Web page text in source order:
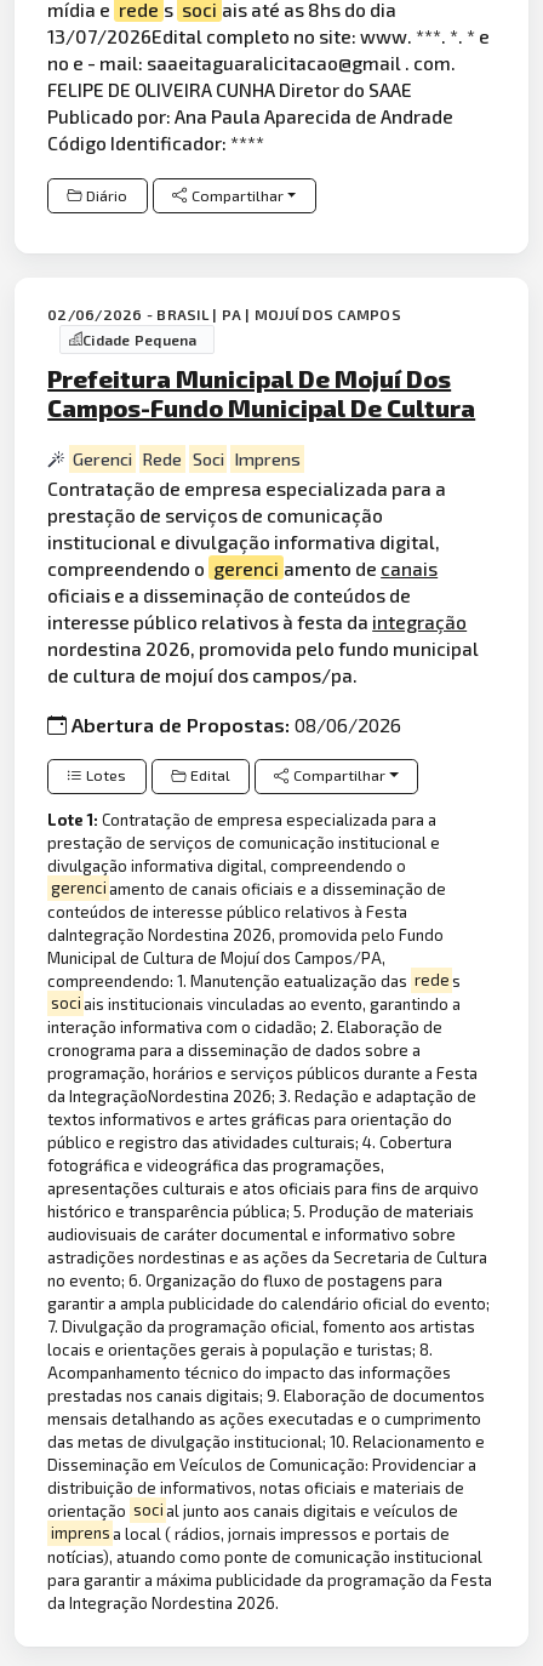
mídia e rede s soci ais até as 8hs do dia
13/07/2026Edital completo no site: www. ***. *. * e
no e - mail: saaeitaguaralicitacao@gmail . com.
FELIPE DE OLIVEIRA CUNHA Diretor do SAAE
Publicado por: Ana Paula Aparecida de Andrade
Código Identificador: ****
Diário Compartilhar
02/06/2026 - BRASIL | PA | MOJUÍ DOS CAMPOS
Cidade Pequena
Prefeitura Municipal De Mojuí Dos
Campos-Fundo Municipal De Cultura
Gerenci Rede Soci Imprens
Contratação de empresa especializada para a
prestação de serviços de comunicação
institucional e divulgação informativa digital,
compreendendo o gerenci amento de canais
oficiais e a disseminação de conteúdos de
interesse público relativos à festa da integração
nordestina 2026, promovida pelo fundo municipal
de cultura de mojuí dos campos/pa.
Abertura de Propostas:08/06/2026
Lotes Edital Compartilhar
Lote 1:Contratação de empresa especializada para a
prestação de serviços de comunicação institucional e
divulgação informativa digital, compreendendo o
gerenciamento de canais oficiais e a disseminação de
conteúdos de interesse público relativos à Festa
daIntegração Nordestina 2026, promovida pelo Fundo
Municipal de Cultura de Mojuí dos Campos/PA,
compreendendo: 1. Manutenção eatualização das redes
sociais institucionais vinculadas ao evento, garantindo a
interação informativa com o cidadão; 2. Elaboração de
cronograma para a disseminação de dados sobre a
programação, horários e serviços públicos durante a Festa
da IntegraçãoNordestina 2026; 3. Redação e adaptação de
textos informativos e artes gráficas para orientação do
público e registro das atividades culturais; 4. Cobertura
fotográfica e videográfica das programações,
apresentações culturais e atos oficiais para fins de arquivo
histórico e transparência pública; 5. Produção de materiais
audiovisuais de caráter documental e informativo sobre
astradições nordestinas e as ações da Secretaria de Cultura
no evento; 6. Organização do fluxo de postagens para
garantir a ampla publicidade do calendário oficial do evento;
7. Divulgação da programação oficial, fomento aos artistas
locais e orientações gerais à população e turistas; 8.
Acompanhamento técnico do impacto das informações
prestadas nos canais digitais; 9. Elaboração de documentos
mensais detalhando as ações executadas e o cumprimento
das metas de divulgação institucional; 10. Relacionamento e
Disseminação em Veículos de Comunicação: Providenciar a
distribuição de informativos, notas oficiais e materiais de
orientação social junto aos canais digitais e veículos de
imprensa local ( rádios, jornais impressos e portais de
notícias), atuando como ponte de comunicação institucional
para garantir a máxima publicidade da programação da Festa
da Integração Nordestina 2026.